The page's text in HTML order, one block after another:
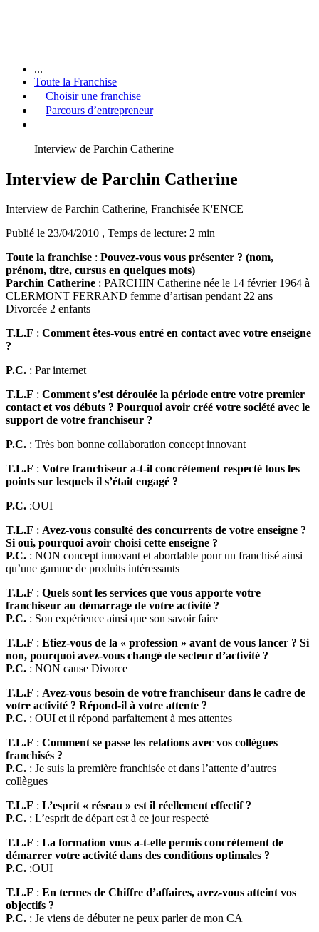
...
Toute la Franchise
Choisir une franchise
Parcours d’entrepreneur
Interview de Parchin Catherine
Interview de Parchin Catherine
Interview de Parchin Catherine, Franchisée K'ENCE
Publié le 23/04/2010 , Temps de lecture: 2 min
Toute la franchise : Pouvez-vous vous présenter ? (nom,
prénom, titre, cursus en quelques mots)
Parchin Catherine : PARCHIN Catherine née le 14 février 1964 à
CLERMONT FERRAND femme d’artisan pendant 22 ans
Divorcée 2 enfants
T.L.F : Comment êtes-vous entré en contact avec votre enseigne
?
P.C. : Par internet
T.L.F : Comment s’est déroulée la période entre votre premier
contact et vos débuts ? Pourquoi avoir créé votre société avec le
support de votre franchiseur ?
P.C. : Très bon bonne collaboration concept innovant
T.L.F : Votre franchiseur a-t-il concrètement respecté tous les
points sur lesquels il s’était engagé ?
P.C. :OUI
T.L.F : Avez-vous consulté des concurrents de votre enseigne ?
Si oui, pourquoi avoir choisi cette enseigne ?
P.C. : NON concept innovant et abordable pour un franchisé ainsi
qu’une gamme de produits intéressants
T.L.F : Quels sont les services que vous apporte votre
franchiseur au démarrage de votre activité ?
P.C. : Son expérience ainsi que son savoir faire
T.L.F : Etiez-vous de la « profession » avant de vous lancer ? Si
non, pourquoi avez-vous changé de secteur d’activité ?
P.C. : NON cause Divorce
T.L.F : Avez-vous besoin de votre franchiseur dans le cadre de
votre activité ? Répond-il à votre attente ?
P.C. : OUI et il répond parfaitement à mes attentes
T.L.F : Comment se passe les relations avec vos collègues
franchisés ?
P.C. : Je suis la première franchisée et dans l’attente d’autres
collègues
T.L.F : L’esprit « réseau » est il réellement effectif ?
P.C. : L’esprit de départ est à ce jour respecté
T.L.F : La formation vous a-t-elle permis concrètement de
démarrer votre activité dans des conditions optimales ?
P.C. :OUI
T.L.F : En termes de Chiffre d’affaires, avez-vous atteint vos
objectifs ?
P.C. : Je viens de débuter ne peux parler de mon CA